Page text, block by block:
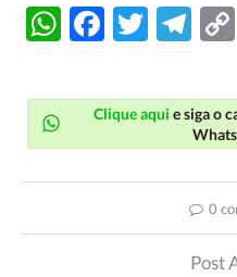
WhatsApp
Facebook
Clique aqui e siga o
0
Post